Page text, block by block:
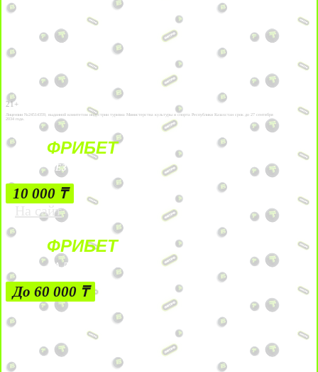
21+
Лицензии №24514359, выданной комитетом индустрии туризма Министерства культуры и спорта Республики Казахстан срок до 27 сентября
2034 года.
ФРИБЕТ
БЕЗ УСЛОВИЙ
10 000 ₸
На сайт
ФРИБЕТ
ЗА ДЕПОЗИТЫ
До 60 000 ₸